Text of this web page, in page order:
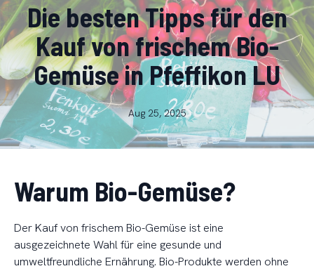
Die besten Tipps für den
Kauf von frischem Bio-
Gemüse in Pfeffikon LU
Aug 25, 2025
Warum Bio-Gemüse?
Der Kauf von frischem Bio-Gemüse ist eine
ausgezeichnete Wahl für eine gesunde und
umweltfreundliche Ernährung. Bio-Produkte werden ohne